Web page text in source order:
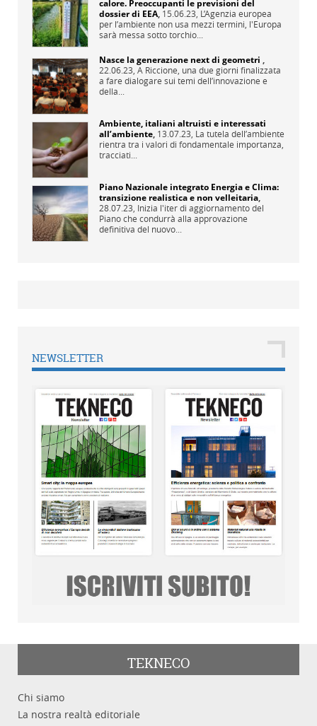
calore. Preoccupanti le previsioni del
dossier di EEA, 15.06.23, L’Agenzia europea
per l’ambiente non usa mezzi termini, l'Europa
sarà messa sotto torchio...
Nasce la generazione next di geometri ,
22.06.23, A Riccione, una due giorni finalizzata
a fare dialogare sui temi dell’innovazione e
della...
Ambiente, italiani altruisti e interessati
all’ambiente, 13.07.23, La tutela dell’ambiente
rientra tra i valori di fondamentale importanza,
tracciati...
Piano Nazionale integrato Energia e Clima:
transizione realistica e non velleitaria,
28.07.23, Inizia l'iter di aggiornamento del
Piano che condurrà alla approvazione
definitiva del nuovo...
NEWSLETTER
TEKNECO
Chi siamo
La nostra realtà editoriale